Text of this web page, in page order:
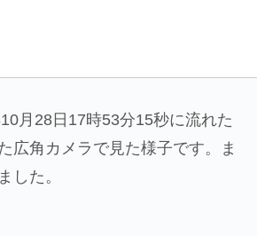
月28日17時53分15秒に流れた
広角カメラで見た様子です。ま
した。